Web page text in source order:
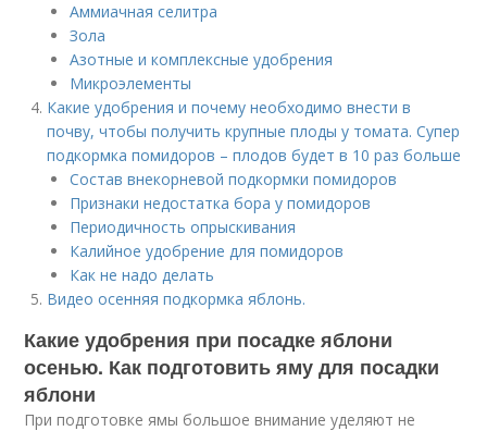
Аммиачная селитра
Зола
Азотные и комплексные удобрения
Микроэлементы
Какие удобрения и почему необходимо внести в
почву, чтобы получить крупные плоды у томата. Супер
подкормка помидоров – плодов будет в 10 раз больше
Состав внекорневой подкормки помидоров
Признаки недостатка бора у помидоров
Периодичность опрыскивания
Калийное удобрение для помидоров
Как не надо делать
Видео осенняя подкормка яблонь.
Какие удобрения при посадке яблони
осенью. Как подготовить яму для посадки
яблони
При подготовке ямы большое внимание уделяют не